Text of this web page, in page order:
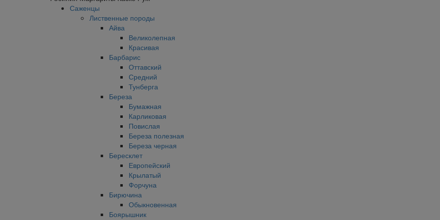
Саженцы
Лиственные породы
Айва
Великолепная
Красивая
Барбарис
Оттавский
Средний
Тунберга
Береза
Бумажная
Карликовая
Повислая
Береза полезная
Береза черная
Бересклет
Европейский
Крылатый
Форчуна
Бирючина
Обыкновенная
Боярышник